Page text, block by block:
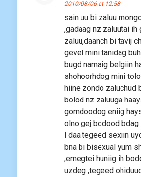
2010/08/06 at 12:58
sain uu bi zaluu
,gadaag nz zaluutai ih
zaluu,daanch bi tavij
gevel mini tanidag
bugd namaig belgiin
shohoorhdog mini
hiine zondo zaluchud
bolod nz zaluuga
gomdoodog eniig
olno gej bodood bdag
l daa.tegeed sexiin
bna bi bisexual yum
,emegtei huniig ih
uzdeg ,tegeed